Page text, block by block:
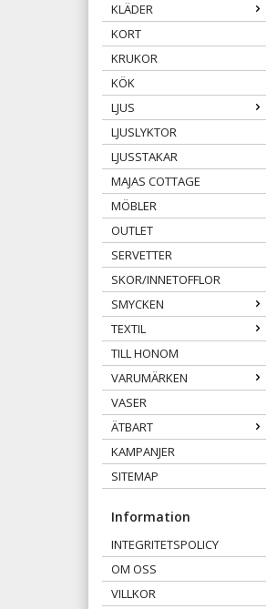
KLÄDER
KORT
KRUKOR
KÖK
LJUS
LJUSLYKTOR
LJUSSTAKAR
MAJAS COTTAGE
MÖBLER
OUTLET
SERVETTER
SKOR/INNETOFFLOR
SMYCKEN
TEXTIL
TILL HONOM
VARUMÄRKEN
VASER
ÄTBART
KAMPANJER
SITEMAP
Information
INTEGRITETSPOLICY
OM OSS
VILLKOR